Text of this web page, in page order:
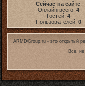
Сейчас на сайте:
Онлайн всего: 4
Гостей: 4
Пользователей: 0
ARMDGroup.ru - это открытый
Все,